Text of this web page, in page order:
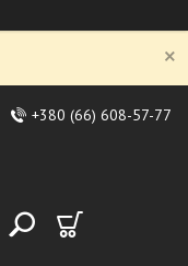
+380 (66) 608-57-77